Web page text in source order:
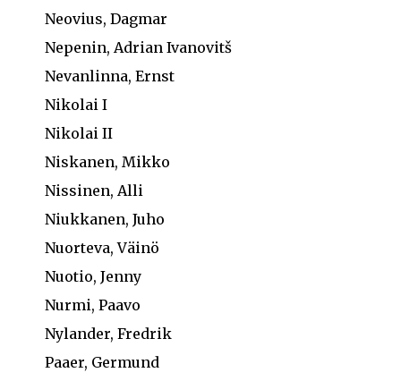
Neovius, Dagmar
Nepenin, Adrian Ivanovitš
Nevanlinna, Ernst
Nikolai I
Nikolai II
Niskanen, Mikko
Nissinen, Alli
Niukkanen, Juho
Nuorteva, Väinö
Nuotio, Jenny
Nurmi, Paavo
Nylander, Fredrik
Paaer, Germund